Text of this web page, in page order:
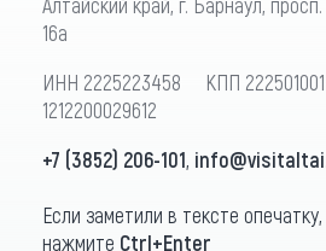
16а
ИНН 2225223458 КПП
1212200029612
+7 (3852) 206-101,
Если заметили в тексте
нажмите Ctrl+Enter